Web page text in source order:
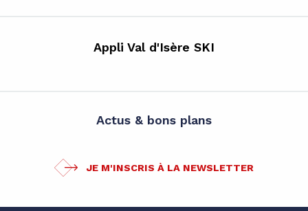
Appli Val d'Isère SKI
Actus & bons plans
JE M'INSCRIS À LA NEWSLETTER